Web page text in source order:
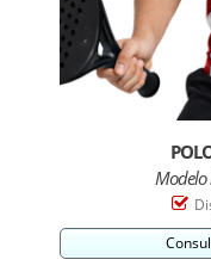
Modelo